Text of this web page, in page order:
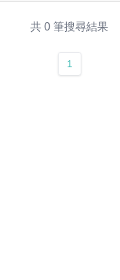
共 0 筆搜尋結果
1